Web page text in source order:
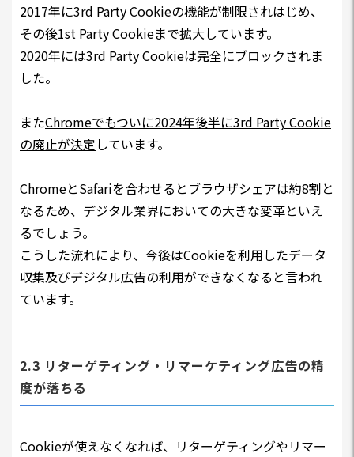
2017年に3rd Party Cookieの機能が制限されはじめ、
その後1st Party Cookieまで拡大しています。
2020年には3rd Party Cookieは完全にブロックされま
した。
またChromeでもついに2024年後半に3rd Party Cookie
の廃止が決定しています。
ChromeとSafariを合わせるとブラウザシェアは約8割と
なるため、デジタル業界においての大きな変革といえ
るでしょう。
こうした流れにより、今後はCookieを利用したデータ
収集及びデジタル広告の利用ができなくなると言われ
ています。
2.3 リターゲティング・リマーケティング広告の精
度が落ちる
Cookieが使えなくなれば、リターゲティングやリマー